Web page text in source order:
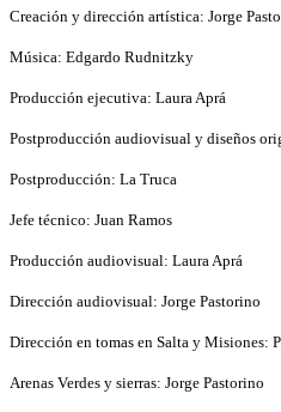
Creación y dirección artística: Jorge
Música: Edgardo Rudnitzky
Producción ejecutiva: Laura Aprá
Postproducción audiovisual y diseños
Postproducción: La Truca
Jefe técnico: Juan Ramos
Producción audiovisual: Laura Aprá
Dirección audiovisual: Jorge Pastorino
Dirección en tomas en Salta y Misiones:
Arenas Verdes y sierras: Jorge Pastorino